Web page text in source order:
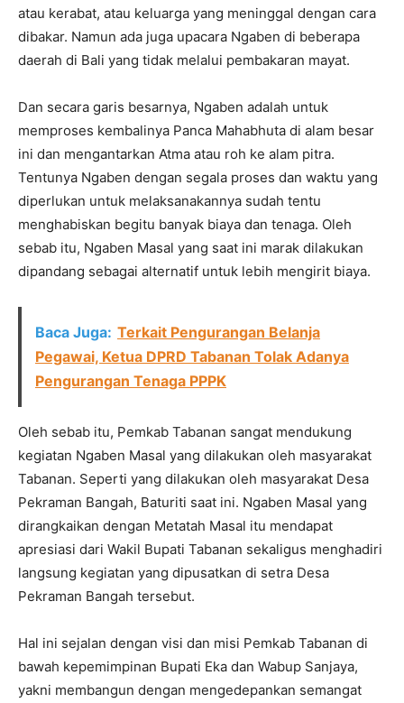
atau kerabat, atau keluarga yang meninggal dengan cara
dibakar. Namun ada juga upacara Ngaben di beberapa
daerah di Bali yang tidak melalui pembakaran mayat.
Dan secara garis besarnya, Ngaben adalah untuk
memproses kembalinya Panca Mahabhuta di alam besar
ini dan mengantarkan Atma atau roh ke alam pitra.
Tentunya Ngaben dengan segala proses dan waktu yang
diperlukan untuk melaksanakannya sudah tentu
menghabiskan begitu banyak biaya dan tenaga. Oleh
sebab itu, Ngaben Masal yang saat ini marak dilakukan
dipandang sebagai alternatif untuk lebih mengirit biaya.
Baca Juga: Terkait Pengurangan Belanja
Pegawai, Ketua DPRD Tabanan Tolak Adanya
Pengurangan Tenaga PPPK
Oleh sebab itu, Pemkab Tabanan sangat mendukung
kegiatan Ngaben Masal yang dilakukan oleh masyarakat
Tabanan. Seperti yang dilakukan oleh masyarakat Desa
Pekraman Bangah, Baturiti saat ini. Ngaben Masal yang
dirangkaikan dengan Metatah Masal itu mendapat
apresiasi dari Wakil Bupati Tabanan sekaligus menghadiri
langsung kegiatan yang dipusatkan di setra Desa
Pekraman Bangah tersebut.
Hal ini sejalan dengan visi dan misi Pemkab Tabanan di
bawah kepemimpinan Bupati Eka dan Wabup Sanjaya,
yakni membangun dengan mengedepankan semangat